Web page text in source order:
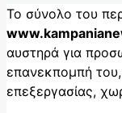
Το σύνολο του
αυστηρά για
επανεκπομπή
επεξεργασίας,